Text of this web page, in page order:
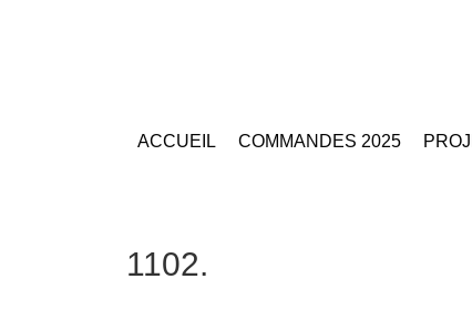
ACCUEIL COMMANDES 2025
1102.